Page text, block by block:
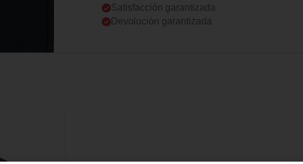
Satisfacción garantizada
Devolución garantizada